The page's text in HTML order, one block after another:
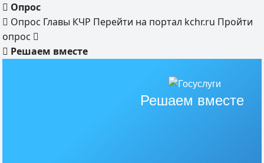
Опрос
Опрос Главы КЧР Перейти на портал kchr.ru Пройти
опрос
Решаем вместе
Решаем вместе